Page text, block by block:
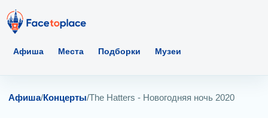
Афиша Места Подборки Музеи
Афиша/Концерты/The Hatters - Новогодняя ночь 2020